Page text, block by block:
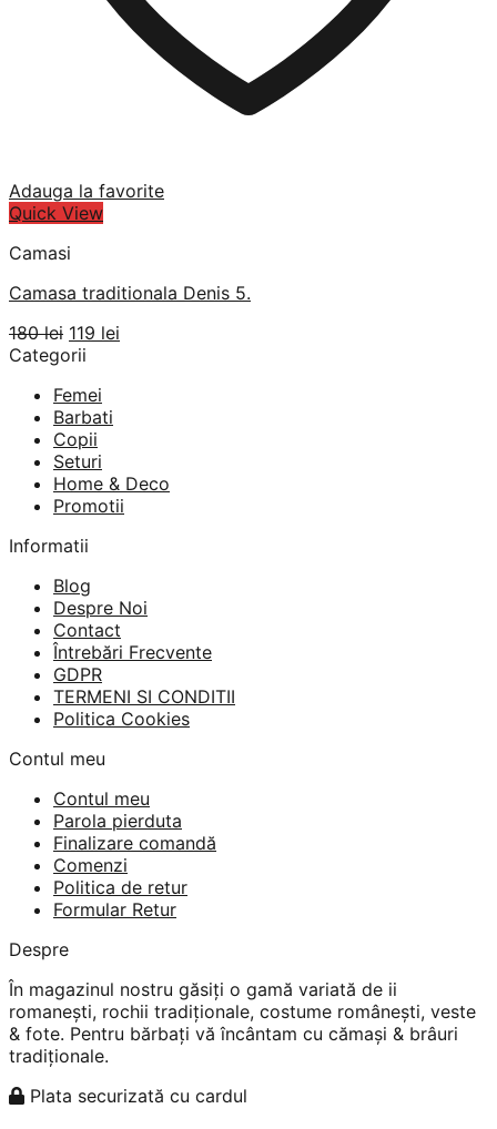
Adauga la favorite
Quick View
Camasi
Camasa traditionala Denis 5.
180lei Prețul
inițial
fost:
180 lei.
119 lei
Categorii
Femei
Barbati
Copii
Seturi
Home & Deco
Promotii
Informatii
Blog
Despre Noi
Contact
Întrebări Frecvente
GDPR
TERMENI SI CONDITII
Politica Cookies
Contul meu
Contul meu
Parola pierduta
Finalizare comandă
Comenzi
Politica de retur
Formular Retur
Despre
În magazinul nostru găsiți o gamă variată de ii
romanești, rochii tradiționale, costume românești, veste
& fote. Pentru bărbați vă încântam cu cămași & brâuri
tradiționale.
Plata securizată cu cardul